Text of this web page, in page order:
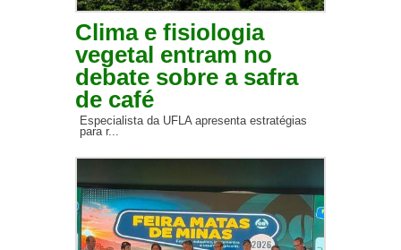
Clima e fisiologia
vegetal entram no
debate sobre a safra
de café
Especialista da UFLA apresenta estratégias
para r...